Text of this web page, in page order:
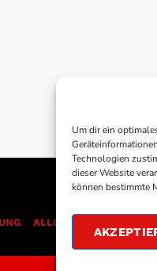
Um dir ein
Technologien
dieser Website
können bestimmte